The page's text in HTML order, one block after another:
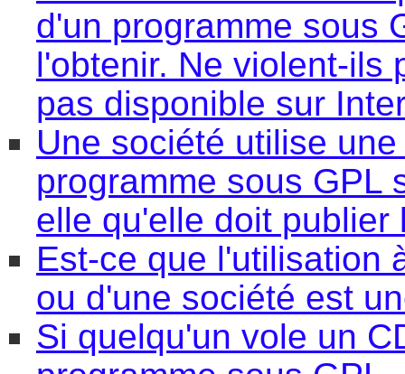
d'un programme sous
l'obtenir. Ne violent-ils
pas disponible sur
Une société utilise
programme sous GPL
elle qu'elle doit
Est-ce que l'utilisation
ou d'une société est
Si quelqu'un vole un